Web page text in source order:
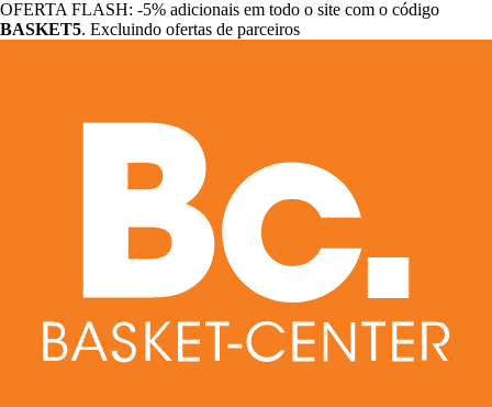
OFERTA FLASH: -5% adicionais em todo o site com o código
BASKET5. Excluindo ofertas de parceiros